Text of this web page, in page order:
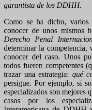
garantista de los DDHH.
Como se ha dicho, varios
conocer de unos mismos
Derecho Penal
determinar la
conocer del caso. Unos
todos fueren competentes
trazar una estrategia: qué
persigue. Por ejemplo, si
especializados son mejores
casos por los